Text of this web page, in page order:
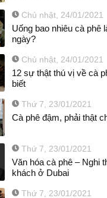
Chủ nhật, 24/01/2021
Uống bao nhiêu cà phê
ngày?
Chủ nhật, 24/01/2021
12 sự thật thú vị về cà
biết
Thứ 7, 23/01/2021
Cà phê đậm, phải thật
Thứ 7, 23/01/2021
Văn hóa cà phê – Nghi
khách ở Dubai
Thứ 7, 23/01/2021